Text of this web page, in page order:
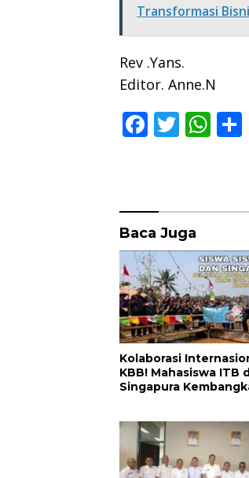
Transformasi
Rev .Yans.
Editor. Anne.N
F
o
o
k
T W
p
p
Baca Juga
Kolaborasi
KBB! Mahasiswa ITB
Singapura
Lingkungan